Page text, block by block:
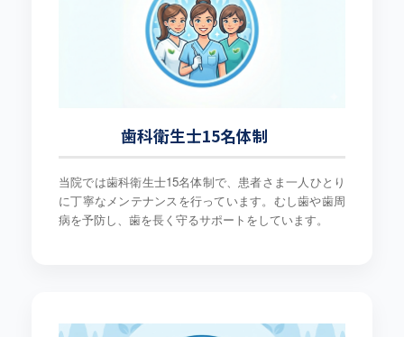
歯科衛生士15名体制
当院では歯科衛生士15名体制で、患者さま一人ひとり
に丁寧なメンテナンスを行っています。むし歯や歯周
病を予防し、歯を長く守るサポートをしています。